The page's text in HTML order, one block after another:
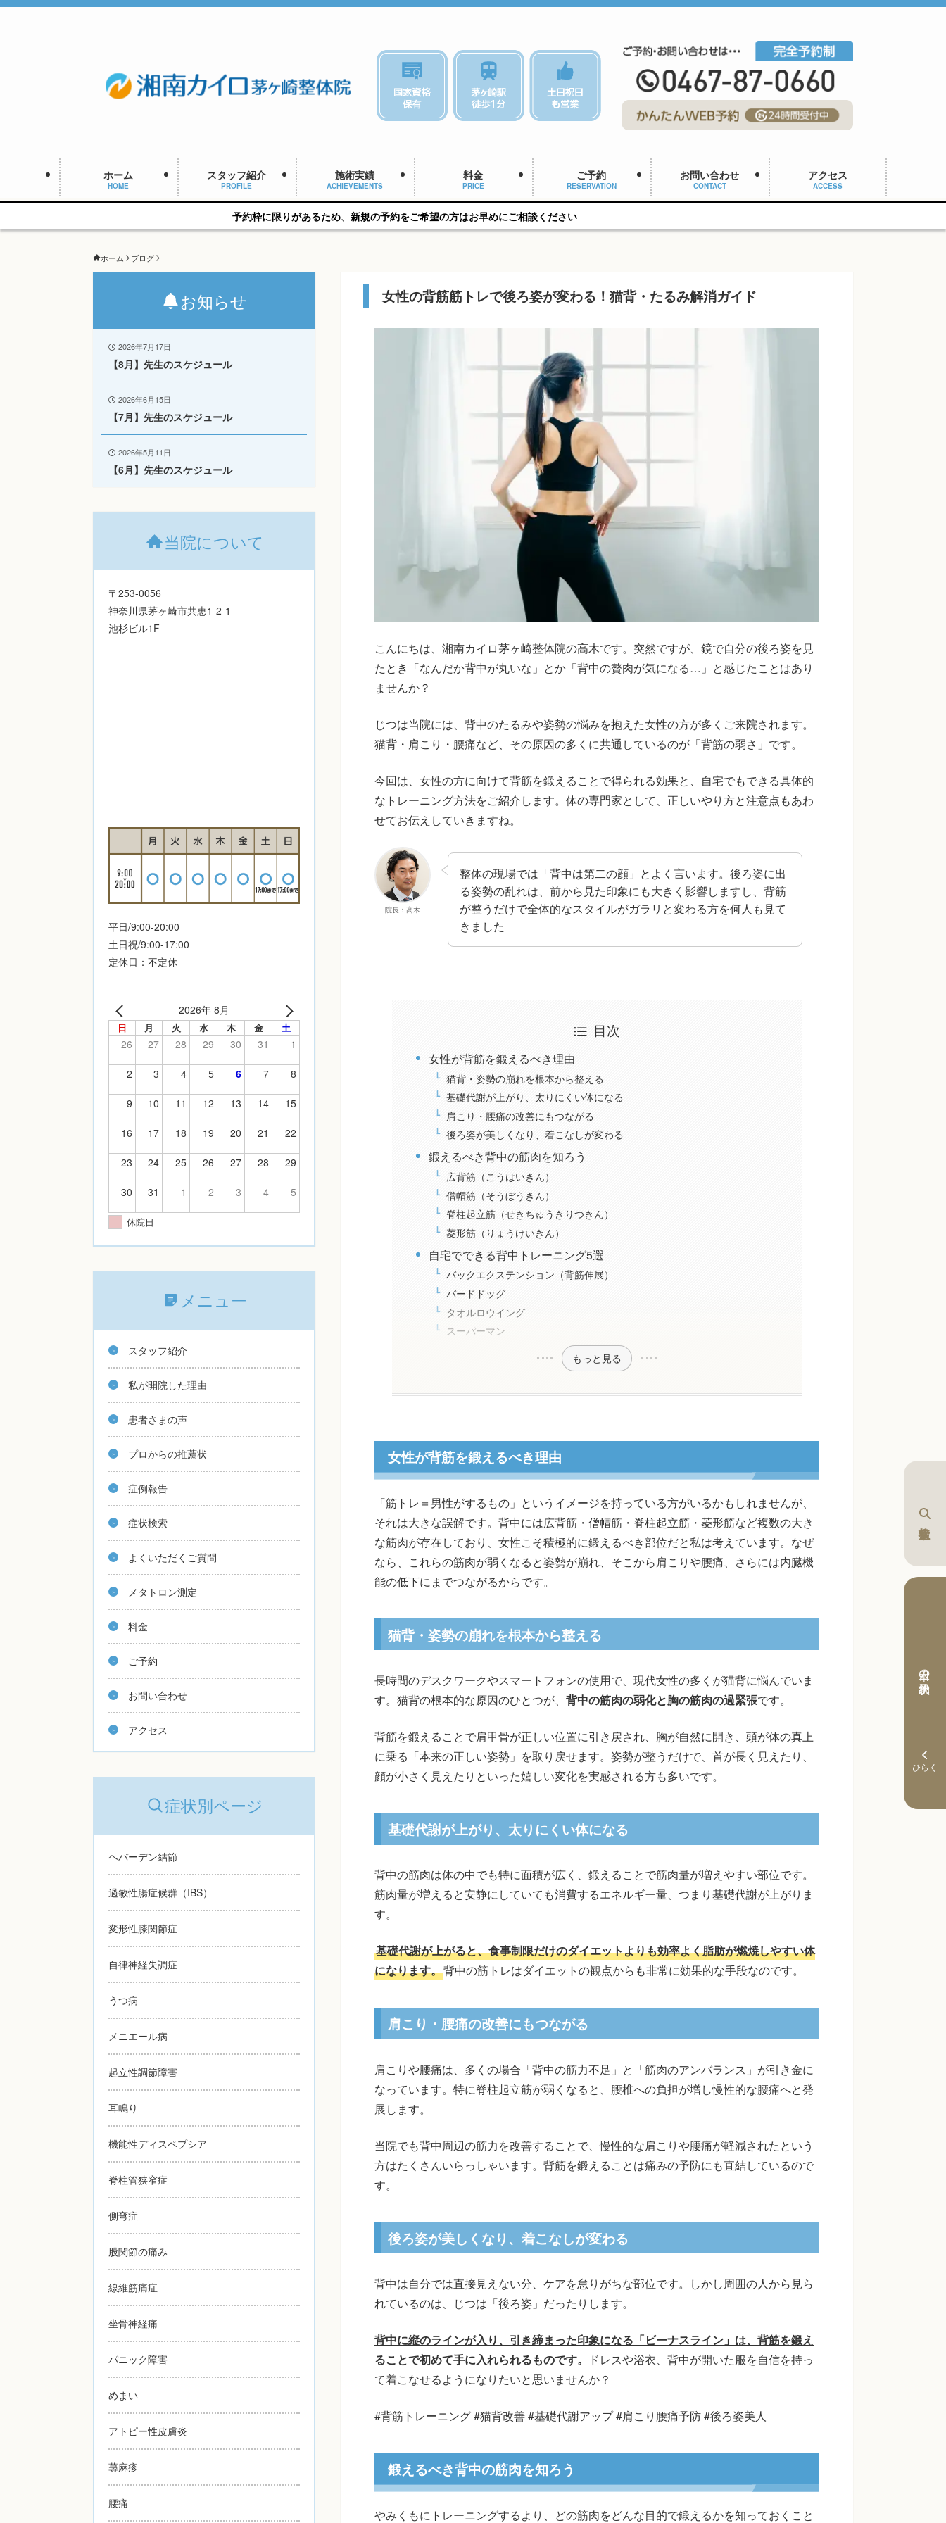
ホーム
HOME
スタッフ紹介
PROFILE
施術実績
ACHIEVEMENTS
料金
PRICE
ご予約
RESERVATION
お問い合わせ
CONTACT
アクセス
ACCESS
予約枠に限りがあるため、新規の予約をご希望の方はお早めにご相談ください
ホーム ブログ
女性の背筋筋トレで後ろ姿が変わる！猫背・たるみ解消ガイド
本日の予約状況
こんにちは、湘南カイロ茅ヶ崎整体院の高木です。突然ですが、鏡で自分の後ろ姿を見
たとき「なんだか背中が丸いな」とか「背中の贅肉が気になる…」と感じたことはあり
ませんか？
じつは当院には、背中のたるみや姿勢の悩みを抱えた女性の方が多くご来院されます。
猫背・肩こり・腰痛など、その原因の多くに共通しているのが「背筋の弱さ」です。
今回は、女性の方に向けて背筋を鍛えることで得られる効果と、自宅でもできる具体的
なトレーニング方法をご紹介します。体の専門家として、正しいやり方と注意点もあわ
せてお伝えしていきますね。
院長：高木
整体の現場では「背中は第二の顔」とよく言います。後ろ姿に出
る姿勢の乱れは、前から見た印象にも大きく影響しますし、背筋
が整うだけで全体的なスタイルがガラリと変わる方を何人も見て
きました
目次
女性が背筋を鍛えるべき理由
猫背・姿勢の崩れを根本から整える
基礎代謝が上がり、太りにくい体になる
肩こり・腰痛の改善にもつながる
後ろ姿が美しくなり、着こなしが変わる
鍛えるべき背中の筋肉を知ろう
広背筋（こうはいきん）
僧帽筋（そうぼうきん）
脊柱起立筋（せきちゅうきりつきん）
菱形筋（りょうけいきん）
自宅でできる背中トレーニング5選
バックエクステンション（背筋伸展）
バードドッグ
タオルロウイング
スーパーマン
もっと見る
女性が背筋を鍛えるべき理由
「筋トレ＝男性がするもの」というイメージを持っている方がいるかもしれませんが、
それは大きな誤解です。背中には広背筋・僧帽筋・脊柱起立筋・菱形筋など複数の大き
な筋肉が存在しており、女性こそ積極的に鍛えるべき部位だと私は考えています。なぜ
なら、これらの筋肉が弱くなると姿勢が崩れ、そこから肩こりや腰痛、さらには内臓機
能の低下にまでつながるからです。
猫背・姿勢の崩れを根本から整える
長時間のデスクワークやスマートフォンの使用で、現代女性の多くが猫背に悩んでいま
す。猫背の根本的な原因のひとつが、 背中の筋肉の弱化と胸の筋肉の過緊張です。
背筋を鍛えることで肩甲骨が正しい位置に引き戻され、胸が自然に開き、頭が体の真上
に乗る「本来の正しい姿勢」を取り戻せます。姿勢が整うだけで、首が長く見えたり、
顔が小さく見えたりといった嬉しい変化を実感される方も多いです。
基礎代謝が上がり、太りにくい体になる
背中の筋肉は体の中でも特に面積が広く、鍛えることで筋肉量が増えやすい部位です。
筋肉量が増えると安静にしていても消費するエネルギー量、つまり基礎代謝が上がりま
す。
基礎代謝が上がると、食事制限だけのダイエットよりも効率よく脂肪が燃焼しやすい体
になります。背中の筋トレはダイエットの観点からも非常に効果的な手段なのです。
肩こり・腰痛の改善にもつながる
肩こりや腰痛は、多くの場合「背中の筋力不足」と「筋肉のアンバランス」が引き金に
なっています。特に脊柱起立筋が弱くなると、腰椎への負担が増し慢性的な腰痛へと発
展します。
当院でも背中周辺の筋力を改善することで、慢性的な肩こりや腰痛が軽減されたという
方はたくさんいらっしゃいます。背筋を鍛えることは痛みの予防にも直結しているので
す。
後ろ姿が美しくなり、着こなしが変わる
背中は自分では直接見えない分、ケアを怠りがちな部位です。しかし周囲の人から見ら
れているのは、じつは「後ろ姿」だったりします。
背中に縦のラインが入り、引き締まった印象になる「ビーナスライン」は、背筋を鍛え
ることで初めて手に入れられるものです。
ドレスや浴衣、背中が開いた服を自信を持っ
て着こなせるようになりたいと思いませんか？
#背筋トレーニング #猫背改善 #基礎代謝アップ #肩こり腰痛予防 #後ろ姿美人
鍛えるべき背中の筋肉を知ろう
やみくもにトレーニングするより、どの筋肉をどんな目的で鍛えるかを知っておくこと
お知らせ
2026年7月17日
【8月】先生のスケジュール
2026年6月15日
【7月】先生のスケジュール
2026年5月11日
【6月】先生のスケジュール
当院について
〒253-0056
神奈川県茅ヶ崎市共恵1-2-1
池杉ビル1F
平日/9:00-20:00
土日祝/9:00-17:00
定休日：不定休
2026年 8月
日 月 火 水 木 金 土
26 27 28 29 30 31 1
2 3 4 5 6 7 8
9 10 11 12 13 14 15
16 17 18 19 20 21 22
23 24 25 26 27 28 29
30 31 1 2 3 4 5
休院日
メニュー
スタッフ紹介
私が開院した理由
患者さまの声
プロからの推薦状
症例報告
症状検索
よくいただくご質問
メタトロン測定
料金
ご予約
お問い合わせ
アクセス
症状別ページ
ヘバーデン結節
過敏性腸症候群（IBS）
変形性膝関節症
自律神経失調症
うつ病
メニエール病
起立性調節障害
耳鳴り
機能性ディスペプシア
脊柱管狭窄症
側弯症
股関節の痛み
線維筋痛症
坐骨神経痛
パニック障害
めまい
アトピー性皮膚炎
蕁麻疹
腰痛